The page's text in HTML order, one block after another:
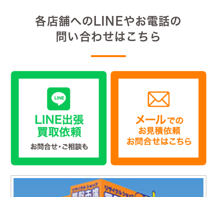
各店舗へのLINEやお電話の
問い合わせはこちら